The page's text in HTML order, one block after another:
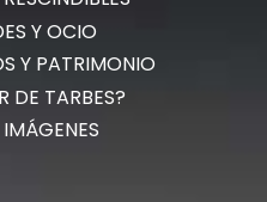
Y OCIO
Y PATRIMONIO
DE TARBES?